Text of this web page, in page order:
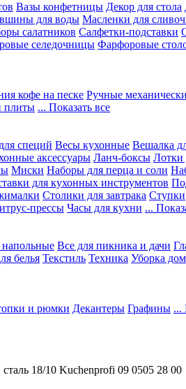
Вазы конфетницы Декор для стола
для воды Масленки для
салатников Салфетки-подставки
селедочницы Фарфоровые
кофе на песке Ручные
плиты ... Показать все
специй Весы кухонные Вешалка
аксессуары Ланч-боксы Лотки
Миски Наборы для перца и соли
для кухонных инструментов
Столики для завтрака Ступки
прессы Часы для кухни ...
Все для пикника и дачи
белья Текстиль Техника Уборка
и рюмки Декантеры Графины ...
18/10 Kuchenprofi 09 0505 28 00